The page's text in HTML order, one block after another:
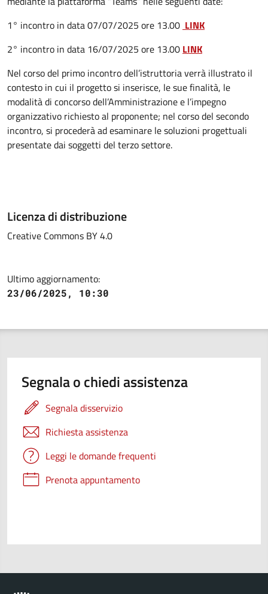
1° incontro in data 07/07/2025 ore 13.00 LINK
2° incontro in data 16/07/2025 ore 13.00 LINK
Nel corso del primo incontro dell’istruttoria verrà illustrato il
contesto in cui il progetto si inserisce, le sue finalità, le
modalità di concorso dell’Amministrazione e l’impegno
organizzativo richiesto al proponente; nel corso del secondo
incontro, si procederà ad esaminare le soluzioni progettuali
presentate dai soggetti del terzo settore.
Licenza di distribuzione
Creative Commons BY 4.0
Ultimo aggiornamento:
23/06/2025, 10:30
Segnala o chiedi assistenza
Segnala disservizio
Richiesta assistenza
Leggi le domande frequenti
Prenota appuntamento